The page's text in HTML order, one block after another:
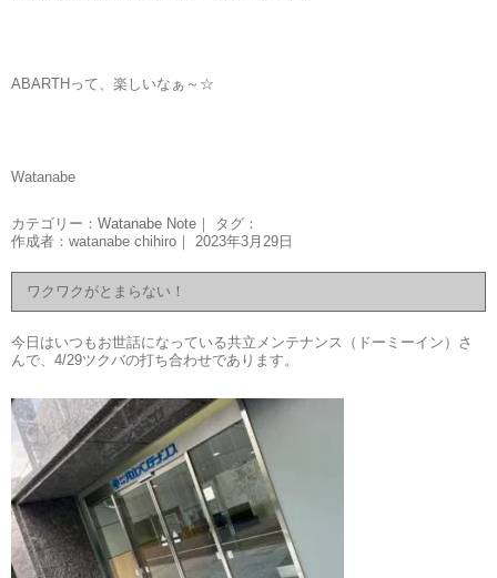
ABARTHって、楽しいなぁ～☆
Watanabe
カテゴリー： Watanabe Note ｜ タグ：
作成者：watanabe chihiro｜ 2023年3月29日
ワクワクがとまらない！
今日はいつもお世話になっている共立メンテナンス（ドーミーイン）さ
んで、4/29ツクバの打ち合わせであります。